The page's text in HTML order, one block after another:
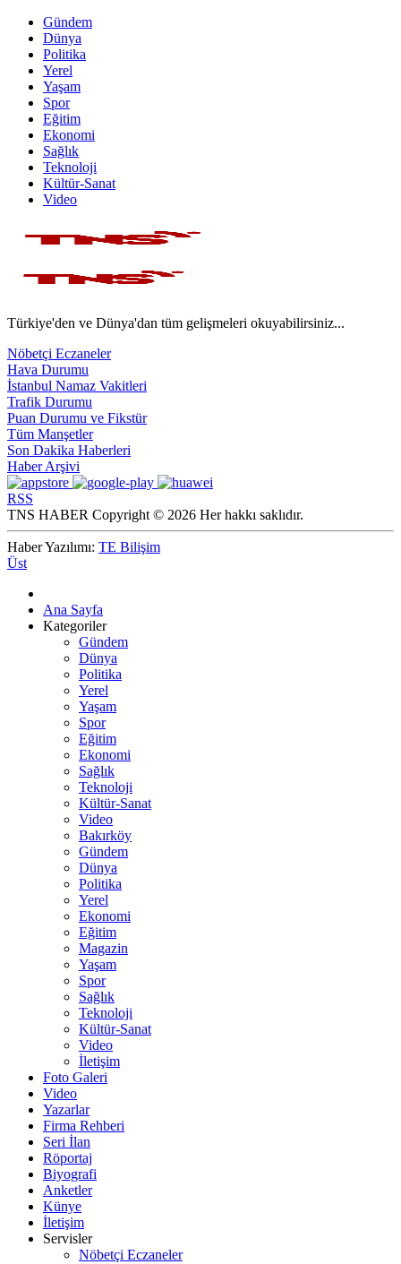
Gündem
Dünya
Politika
Yerel
Yaşam
Spor
Eğitim
Ekonomi
Sağlık
Teknoloji
Kültür-Sanat
Video
Türkiye'den ve Dünya'dan tüm gelişmeleri okuyabilirsiniz...
Nöbetçi Eczaneler
Hava Durumu
İstanbul Namaz Vakitleri
Trafik Durumu
Puan Durumu ve Fikstür
Tüm Manşetler
Son Dakika Haberleri
Haber Arşivi
RSS
TNS HABER Copyright © 2026 Her hakkı saklıdır.
Haber Yazılımı: TE Bilişim
Üst
Ana Sayfa
Kategoriler
Gündem
Dünya
Politika
Yerel
Yaşam
Spor
Eğitim
Ekonomi
Sağlık
Teknoloji
Kültür-Sanat
Video
Bakırköy
Gündem
Dünya
Politika
Yerel
Ekonomi
Eğitim
Magazin
Yaşam
Spor
Sağlık
Teknoloji
Kültür-Sanat
Video
İletişim
Foto Galeri
Video
Yazarlar
Firma Rehberi
Seri İlan
Röportaj
Biyografi
Anketler
Künye
İletişim
Servisler
Nöbetçi Eczaneler